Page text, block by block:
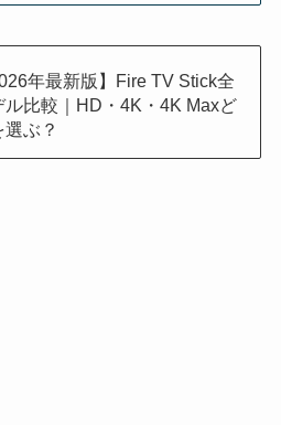
年最新版】Fire TV Stick全
ル比較｜HD・4K・4K Maxど
選ぶ？